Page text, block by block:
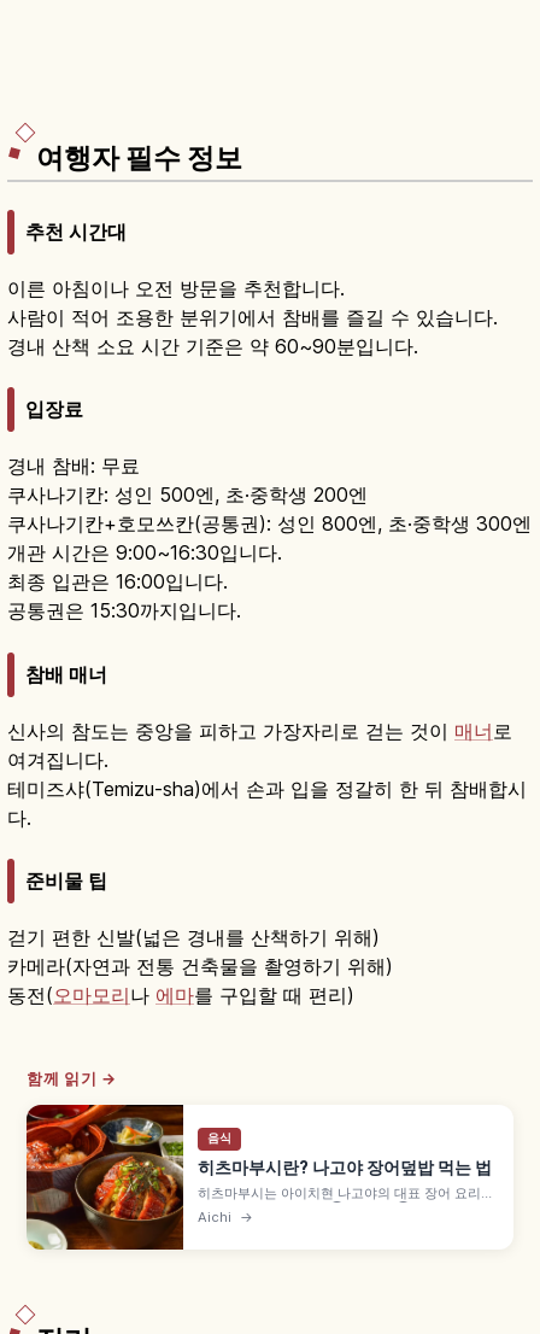
여행자 필수 정보
추천 시간대
이른 아침이나 오전 방문을 추천합니다.
사람이 적어 조용한 분위기에서 참배를 즐길 수 있습니다.
경내 산책 소요 시간 기준은 약 60~90분입니다.
입장료
경내 참배: 무료
쿠사나기칸: 성인 500엔, 초·중학생 200엔
쿠사나기칸+호모쓰칸(공통권): 성인 800엔, 초·중학생 300엔
개관 시간은 9:00~16:30입니다.
최종 입관은 16:00입니다.
공통권은 15:30까지입니다.
참배 매너
신사의 참도는 중앙을 피하고 가장자리로 걷는 것이 매너 로
여겨집니다.
테미즈샤(Temizu-sha)에서 손과 입을 정갈히 한 뒤 참배합시
다.
준비물 팁
걷기 편한 신발(넓은 경내를 산책하기 위해)
카메라(자연과 전통 건축물을 촬영하기 위해)
동전(오마모리나 에마를 구입할 때 편리)
함께 읽기 →
음식
히츠마부시란? 나고야 장어덮밥 먹는 법
히츠마부시는 아이치현 나고야의 대표 장어 요리로,
가바야키를 잘게 썰어 ① 그대로 ② 파·김·와사비
쓰타 호라이켄·시라카와·우나후지 등 노포와 혼잡을
Aichi →